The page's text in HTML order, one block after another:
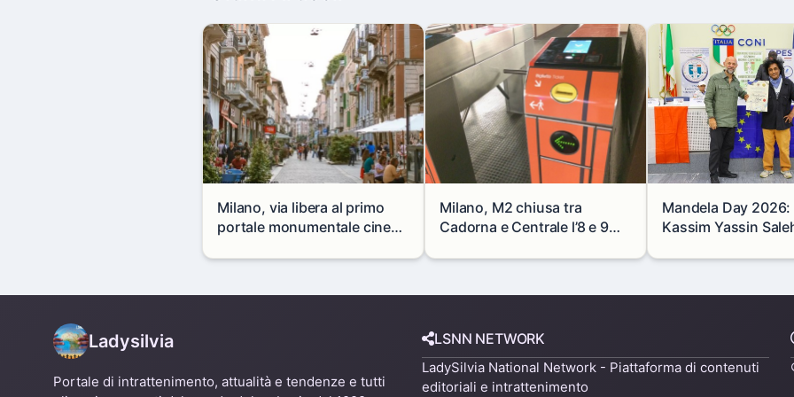
Milano, via libera al primo
portale monumentale cinese
Milano, M2 chiusa tra
Cadorna e Centrale l’8 e 9
alternative
Mandela Day
Kassim Yassin
Ladysilvia
Portale di intrattenimento, attualità e tendenze e tutti
LSNN NETWORK
LadySilvia National Network - Piattaforma di contenuti
editoriali e intrattenimento